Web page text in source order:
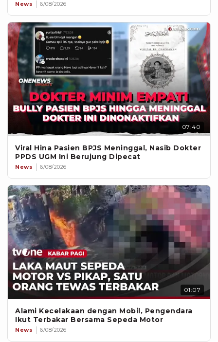
News 6/08/2026
07:40
Viral Hina Pasien BPJS Meninggal, Nasib Dokter
PPDS UGM Ini Berujung Dipecat
News 6/08/2026
01:07
Alami Kecelakaan dengan Mobil, Pengendara
Ikut Terbakar Bersama Sepeda Motor
News 6/08/2026